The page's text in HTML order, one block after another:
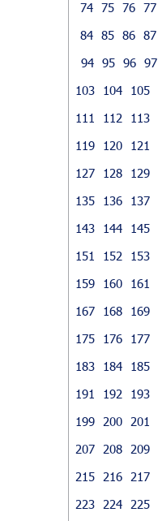
74 75 76 77
84 85 86 87
94 95 96 97
103
104 105
111
112 113
119
120 121
127
128 129
135
136 137
143
144 145
151
152 153
159
160 161
167
168 169
175
176 177
183
184 185
191
192 193
199
200 201
207
208 209
215
216 217
223
224 225